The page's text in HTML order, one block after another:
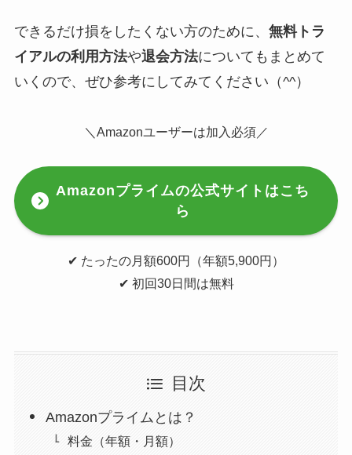
できるだけ損をしたくない方のために、 無料トラ
イアルの利用方法や退会方法についてもまとめて
いくので、ぜひ参考にしてみてください（^^）
＼Amazonユーザーは加入必須／
Amazonプライムの公式サイトはこち
ら
✔︎ たったの月額600円（年額5,900円）
✔︎ 初回30日間は無料
目次
Amazonプライムとは？
料金（年額・月額）